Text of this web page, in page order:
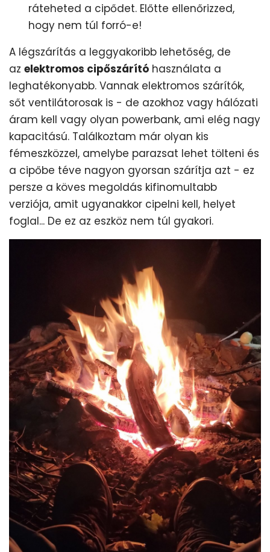
ráteheted a cipődet. Előtte ellenőrizzed,
hogy nem túl forró-e!
A légszárítás a leggyakoribb lehetőség, de
az elektromos cipőszárító használata a
leghatékonyabb. Vannak elektromos szárítók,
sőt ventilátorosak is - de azokhoz vagy hálózati
áram kell vagy olyan powerbank, ami elég nagy
kapacitású. Találkoztam már olyan kis
fémeszközzel, amelybe parazsat lehet tölteni és
a cipőbe téve nagyon gyorsan szárítja azt - ez
persze a köves megoldás kifinomultabb
verziója, amit ugyanakkor cipelni kell, helyet
foglal... De ez az eszköz nem túl gyakori.